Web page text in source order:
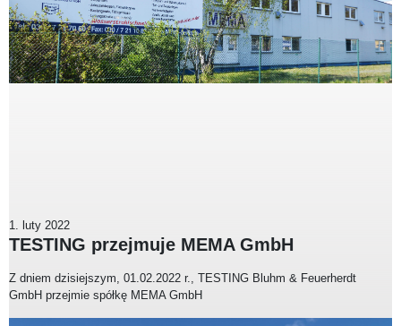
1. luty 2022
TESTING przejmuje MEMA GmbH
Z dniem dzisiejszym, 01.02.2022 r., TESTING Bluhm & Feuerherdt
GmbH przejmie spółkę MEMA GmbH